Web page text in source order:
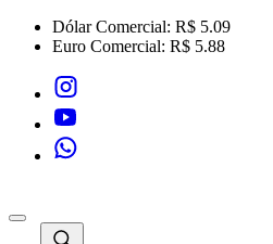
Dólar Comercial: R$ 5.09
Euro Comercial: R$ 5.88